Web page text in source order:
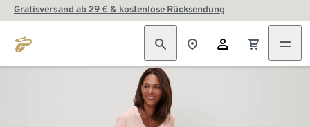
Gratisversand ab 29 € & kostenlose Rücksendung